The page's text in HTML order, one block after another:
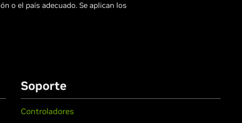
o el país adecuado. Se aplican los
Soporte
Controladores